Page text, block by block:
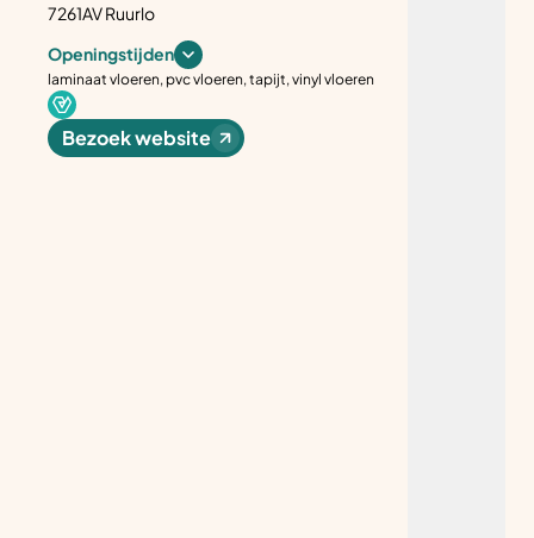
7261AV Ruurlo
Openingstijden
laminaat vloeren, pvc vloeren, tapijt, vinyl vloeren
Bezoek website